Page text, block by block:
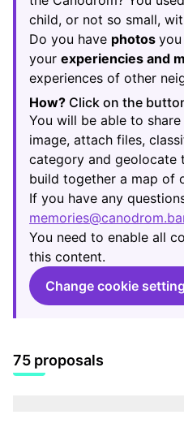
child, or not so small,
Do you have photos you
your experiencies and
experiences of other
How? Click on the
You will be able to
image, attach files,
category and geolocate
build together a map of
If you have any
You need to enable all
this content.
Change cookie
75 proposals